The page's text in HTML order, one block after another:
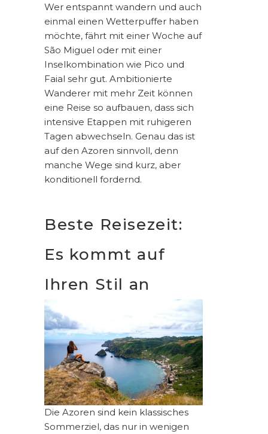
Wer entspannt wandern und auch
einmal einen Wetterpuffer haben
möchte, fährt mit einer Woche auf
São Miguel oder mit einer
Inselkombination wie Pico und
Faial sehr gut. Ambitionierte
Wanderer mit mehr Zeit können
eine Reise so aufbauen, dass sich
intensive Etappen mit ruhigeren
Tagen abwechseln. Genau das ist
auf den Azoren sinnvoll, denn
manche Wege sind kurz, aber
konditionell fordernd.
Beste Reisezeit:
Es kommt auf
Ihren Stil an
Die Azoren sind kein klassisches
Sommerziel, das nur in wenigen